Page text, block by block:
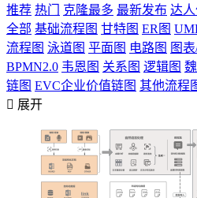
推荐 热门 克隆最多 最新发布 达
全部 基础流程图 甘特图 ER图
流程图 泳道图 平面图 电路图 图
BPMN2.0 韦恩图 关系图 逻辑图
链图 EVC企业价值链图 其他流程
 展开